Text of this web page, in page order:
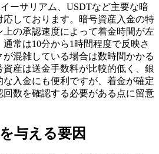
ーサリアム、USDTなど主要な暗
しております。暗号資産入金の特
の承認速度によって着金時間が左
常は10分から1時間程度で反映さ
混雑している場合は数時間かかる
資産は送金手数料が比較的低く、銀
入金にも便利ですが、着金が確定
数を確認する必要がある点に留意
与える要因